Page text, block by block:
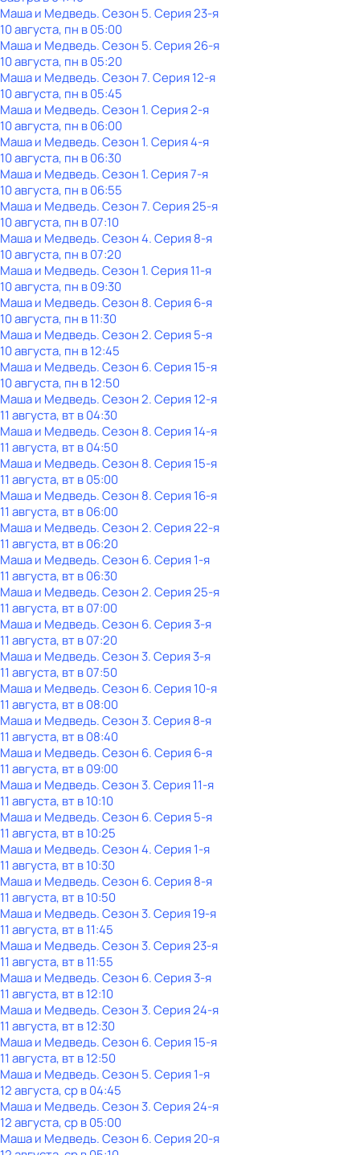
Маша и Медведь. Сезон 5. Серия 23-я
10 августа, пн в 05:00
Маша и Медведь. Сезон 5. Серия 26-я
10 августа, пн в 05:20
Маша и Медведь. Сезон 7. Серия 12-я
10 августа, пн в 05:45
Маша и Медведь. Сезон 1. Серия 2-я
10 августа, пн в 06:00
Маша и Медведь. Сезон 1. Серия 4-я
10 августа, пн в 06:30
Маша и Медведь. Сезон 1. Серия 7-я
10 августа, пн в 06:55
Маша и Медведь. Сезон 7. Серия 25-я
10 августа, пн в 07:10
Маша и Медведь. Сезон 4. Серия 8-я
10 августа, пн в 07:20
Маша и Медведь. Сезон 1. Серия 11-я
10 августа, пн в 09:30
Маша и Медведь. Сезон 8. Серия 6-я
10 августа, пн в 11:30
Маша и Медведь. Сезон 2. Серия 5-я
10 августа, пн в 12:45
Маша и Медведь. Сезон 6. Серия 15-я
10 августа, пн в 12:50
Маша и Медведь. Сезон 2. Серия 12-я
11 августа, вт в 04:30
Маша и Медведь. Сезон 8. Серия 14-я
11 августа, вт в 04:50
Маша и Медведь. Сезон 8. Серия 15-я
11 августа, вт в 05:00
Маша и Медведь. Сезон 8. Серия 16-я
11 августа, вт в 06:00
Маша и Медведь. Сезон 2. Серия 22-я
11 августа, вт в 06:20
Маша и Медведь. Сезон 6. Серия 1-я
11 августа, вт в 06:30
Маша и Медведь. Сезон 2. Серия 25-я
11 августа, вт в 07:00
Маша и Медведь. Сезон 6. Серия 3-я
11 августа, вт в 07:20
Маша и Медведь. Сезон 3. Серия 3-я
11 августа, вт в 07:50
Маша и Медведь. Сезон 6. Серия 10-я
11 августа, вт в 08:00
Маша и Медведь. Сезон 3. Серия 8-я
11 августа, вт в 08:40
Маша и Медведь. Сезон 6. Серия 6-я
11 августа, вт в 09:00
Маша и Медведь. Сезон 3. Серия 11-я
11 августа, вт в 10:10
Маша и Медведь. Сезон 6. Серия 5-я
11 августа, вт в 10:25
Маша и Медведь. Сезон 4. Серия 1-я
11 августа, вт в 10:30
Маша и Медведь. Сезон 6. Серия 8-я
11 августа, вт в 10:50
Маша и Медведь. Сезон 3. Серия 19-я
11 августа, вт в 11:45
Маша и Медведь. Сезон 3. Серия 23-я
11 августа, вт в 11:55
Маша и Медведь. Сезон 6. Серия 3-я
11 августа, вт в 12:10
Маша и Медведь. Сезон 3. Серия 24-я
11 августа, вт в 12:30
Маша и Медведь. Сезон 6. Серия 15-я
11 августа, вт в 12:50
Маша и Медведь. Сезон 5. Серия 1-я
12 августа, ср в 04:45
Маша и Медведь. Сезон 3. Серия 24-я
12 августа, ср в 05:00
Маша и Медведь. Сезон 6. Серия 20-я